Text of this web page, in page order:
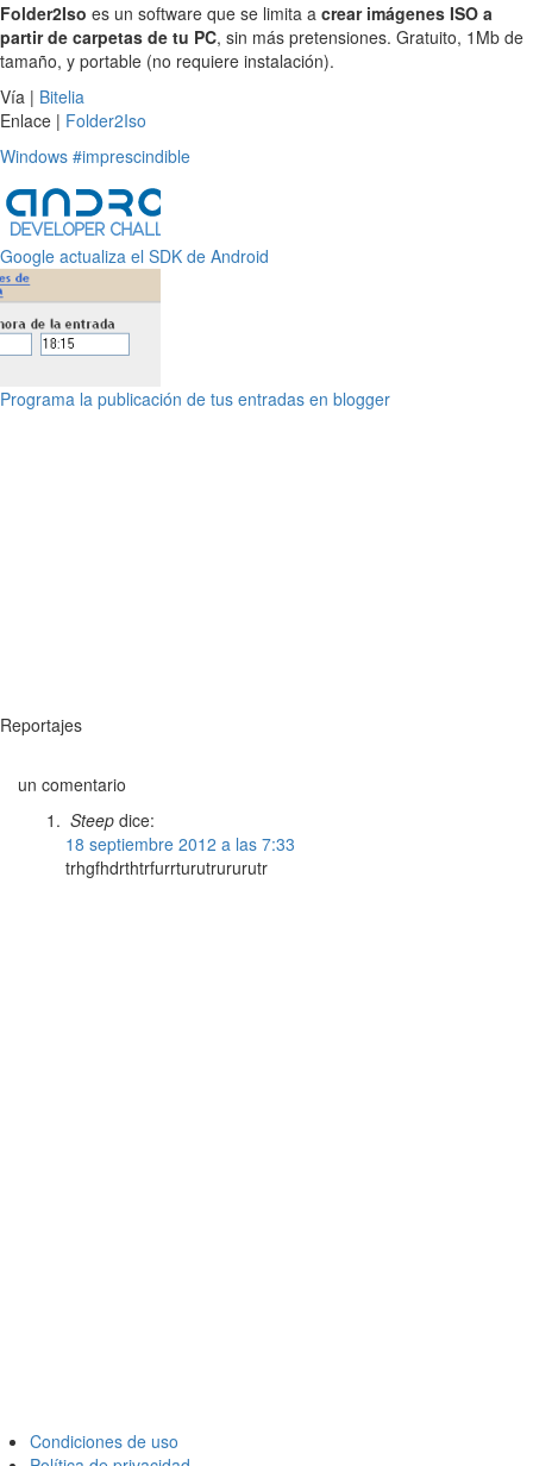
Folder2Iso es un software que se limita a crear imágenes ISO a
partir de carpetas de tu PC, sin más pretensiones. Gratuito, 1Mb de
tamaño, y portable (no requiere instalación).
Vía | Bitelia
Enlace | Folder2Iso
Windows #imprescindible
Google actualiza el SDK de Android
Programa la publicación de tus entradas en blogger
Reportajes
un comentario
Steep dice:
18 septiembre 2012 a las 7:33
trhgfhdrthtrfurrturutrururutr
Condiciones de uso